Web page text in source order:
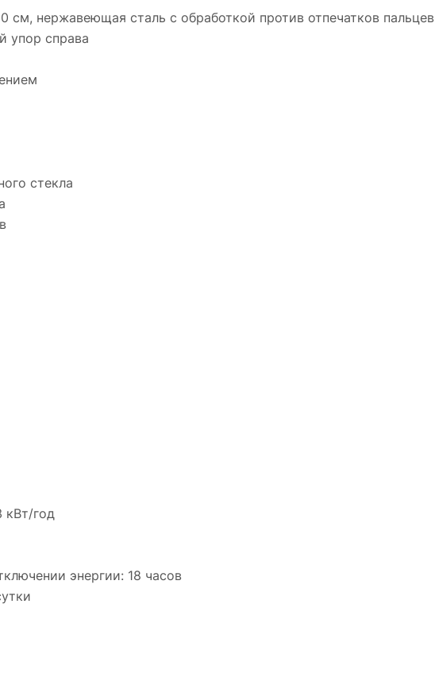
см, нержавеющая сталь с обработкой против отпечатков пальцев
упор справа
стекла
кВт/год
энергии: 18 часов